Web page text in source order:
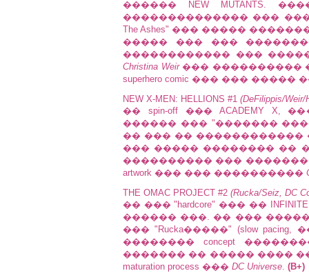
������ NEW MUTANTS.
�������������� ��� ���
The Ashes" ��� �����
����� ��� ���
������������ ���
Christina Weir��� ����������
superhero comic ��� ���
NEW X-MEN: HELLIONS #1 (DeFilippis/Weir/
�� spin-off ��� ACADEMY
������ ��� "�������
�� ��� �� ������������
��� ����� �������� ��
���������� ���
artwork ��� ��� ����������
THE OMAC PROJECT #2 (Rucka/Seiz, DC
�� ��� "hardcore" ��� ��
������ ���. �� ���
��� "Rucka�����" (slow
�������� concept
������� �� ����� ����
maturation process ��� DC Universe. (B+)